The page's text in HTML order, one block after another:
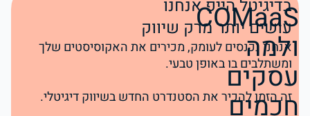
בדיגיטל הייפ אנחנו
עושים יותר מרק שיווק
אנחנו נכנסים לעומק, מכירים את האקוסיסטים שלך
ומשתלבים בו באופן טבעי.
זה הזמן להכיר את הסטנדרט החדש בשיווק דיגיטלי.
COMaaS
ולמה
עסקים
חכמים